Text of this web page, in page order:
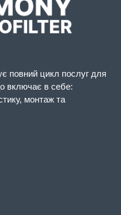
повний цикл послуг для
включає в себе:
монтаж та